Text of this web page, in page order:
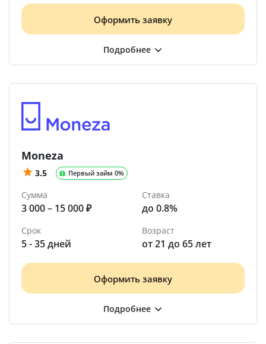
Оформить заявку
Moneza
3.5 Первый займ 0%
Сумма
3 000 – 15 000 ₽
Ставка
до 0.8%
Срок
5 - 35 дней
Возраст
от 21 до 65 лет
Оформить заявку